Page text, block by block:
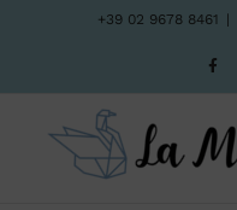
+39 02 9678 8461